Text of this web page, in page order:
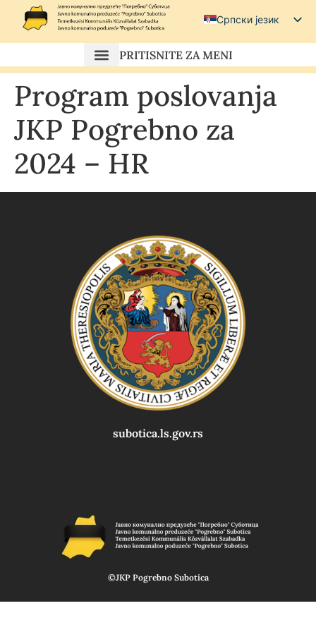
Српски језик
Српски (ћирилица)
Magyar
Hrvatski
PRITISNITE ZA MENI
Program poslovanja
JKP Pogrebno za
2024 – HR
subotica.ls.gov.rs
©JKP Pogrebno Subotica